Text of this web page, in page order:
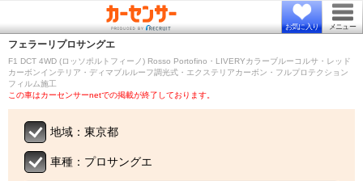
お気に入り メニュー
フェラーリ プロサングエ
F1 DCT 4WD (ロッソポルトフィーノ) Rosso Portofino・LIVERYカラーブルーコルサ・レッド
カーボンインテリア・ディマブルルーフ調光式・エクステリアカーボン・フルプロテクション
フィルム施工
この車はカーセンサーnetでの掲載が終了しております。
地域：東京都
車種：プロサングエ